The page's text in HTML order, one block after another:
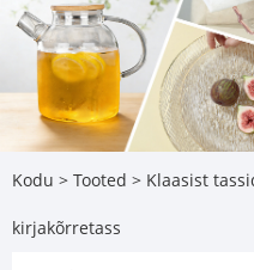
Kodu > Tooted > Klaasist
kirjakõrretass